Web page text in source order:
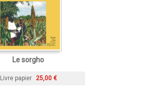
Le sorgho
Livre papier 25,00 €